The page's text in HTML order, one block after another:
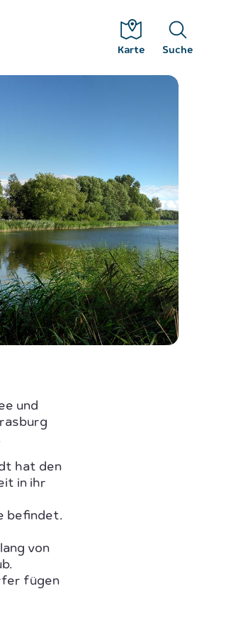
Karte Suche
und
hat den
in ihr
befindet.
von
fügen